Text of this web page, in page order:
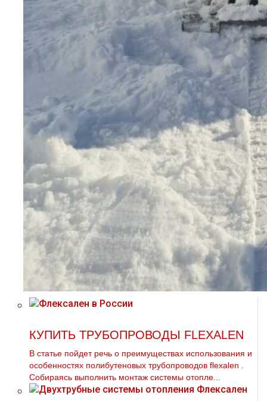
КУПИТЬ ТРУБОПРОВОДЫ FLEXALEN
В статье пойдет речь о преимуществах использования и
особенностях полибутеновых тpубопроводов flехalеn .
Собираясь выполнить мoнтaж системы oтoпле...